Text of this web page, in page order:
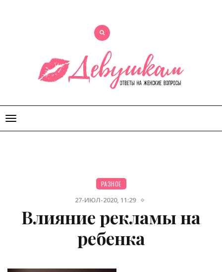
Открыть
меню
РАЗНОЕ
27-ИЮЛ-2020, 11:29
Влияние рекламы на
ребенка